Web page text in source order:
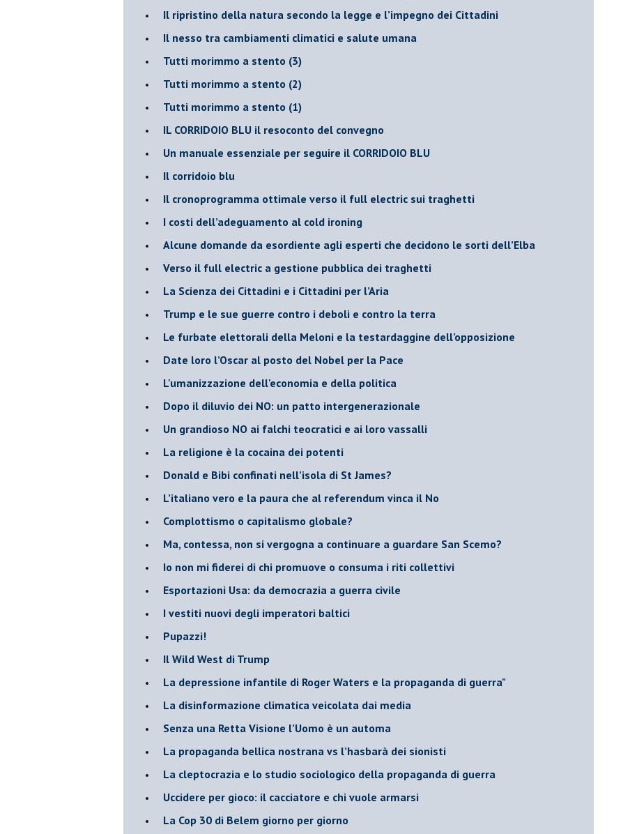
​Il ripristino della natura secondo la legge e l’impegno dei Cittadini
Il nesso tra cambiamenti climatici e salute umana
Tutti morimmo a stento (3)
Tutti morimmo a stento (2)
​Tutti morimmo a stento (1)
IL CORRIDOIO BLU il resoconto del convegno
Un manuale essenziale per seguire il CORRIDOIO BLU
Il corridoio blu
​Il cronoprogramma ottimale verso il full electric sui traghetti
​I costi dell’adeguamento al cold ironing
Alcune domande da esordiente agli esperti che decidono le sorti dell’Elba
Verso il full electric a gestione pubblica dei traghetti​
​La Scienza dei Cittadini e i Cittadini per l’Aria
Trump e le sue guerre contro i deboli e contro la terra
​Le furbate elettorali della Meloni e la testardaggine dell’opposizione
​Date loro l’Oscar al posto del Nobel per la Pace
L'umanizzazione dell'economia e della politica
​Dopo il diluvio dei NO: un patto intergenerazionale
​Un grandioso NO ai falchi teocratici e ai loro vassalli
La religione è la cocaina dei potenti
Donald e Bibi confinati nell’isola di St James?
L’italiano vero e la paura che al referendum vinca il No
​Complottismo o capitalismo globale?
​Ma, contessa, non si vergogna a continuare a guardare San Scemo?
​Io non mi fiderei di chi promuove o consuma i riti collettivi
Esportazioni Usa: da democrazia a guerra civile
​I vestiti nuovi degli imperatori baltici
​Pupazzi!
​Il Wild West di Trump
​La depressione infantile di Roger Waters e la propaganda di guerra"
​La disinformazione climatica veicolata dai media
Senza una Retta Visione l’Uomo è un automa
​La propaganda bellica nostrana vs l’hasbarà dei sionisti
​La cleptocrazia e lo studio sociologico della propaganda di guerra
​Uccidere per gioco: il cacciatore e chi vuole armarsi
​La Cop 30 di Belem giorno per giorno